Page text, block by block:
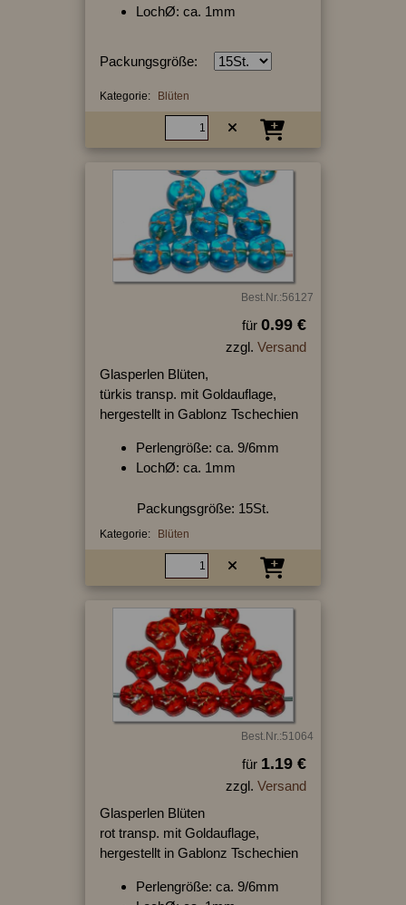
LochØ: ca. 1mm
Packungsgröße:
Kategorie: Blüten
Best.Nr.:56127
für 0.99 €
zzgl. Versand
Glasperlen Blüten,
türkis transp. mit Goldauflage,
hergestellt in Gablonz Tschechien
Perlengröße: ca. 9/6mm
LochØ: ca. 1mm
Packungsgröße: 15St.
Kategorie: Blüten
Best.Nr.:51064
für 1.19 €
zzgl. Versand
Glasperlen Blüten
rot transp. mit Goldauflage,
hergestellt in Gablonz Tschechien
Perlengröße: ca. 9/6mm